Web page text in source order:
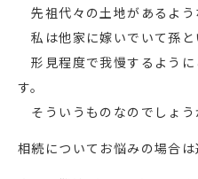
先祖代々の土地があるよう
私は他家に嫁いでいて孫と
形見程度で我慢するよう
す。
そういうものなのでしょう
相続についてお悩みの場合は